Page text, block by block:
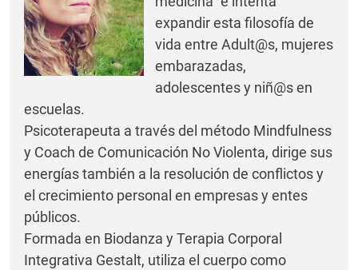
expandir esta filosofía de
vida entre Adult@s, mujeres
embarazadas,
adolescentes y niñ@s en
escuelas.
Psicoterapeuta a través del método Mindfulness
y Coach de Comunicación No Violenta, dirige sus
energías también a la resolución de conflictos y
el crecimiento personal en empresas y entes
públicos.
Formada en Biodanza y Terapia Corporal
Integrativa Gestalt, utiliza el cuerpo como